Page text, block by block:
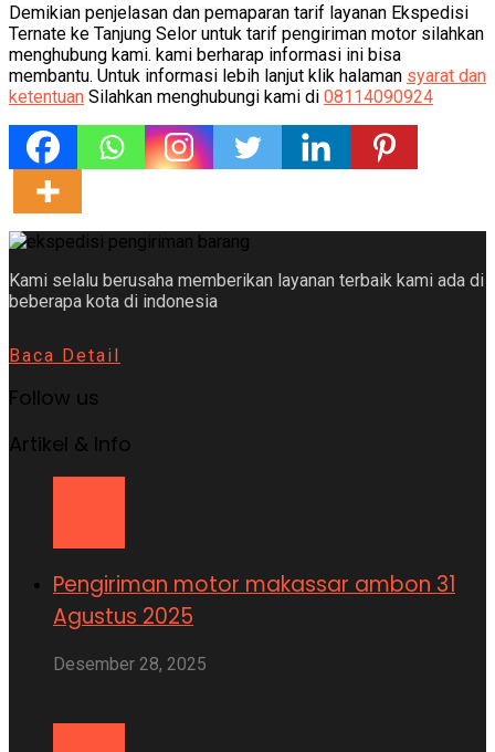
Demikian penjelasan dan pemaparan tarif layanan Ekspedisi
Ternate ke Tanjung Selor untuk tarif pengiriman motor silahkan
menghubung kami. kami berharap informasi ini bisa
membantu. Untuk informasi lebih lanjut klik halaman syarat dan
ketentuan Silahkan menghubungi kami di 08114090924
Kami selalu berusaha memberikan layanan terbaik kami ada di
beberapa kota di indonesia
Baca Detail
Follow us
Artikel & Info
Pengiriman motor makassar ambon 31
Agustus 2025
Desember 28, 2025